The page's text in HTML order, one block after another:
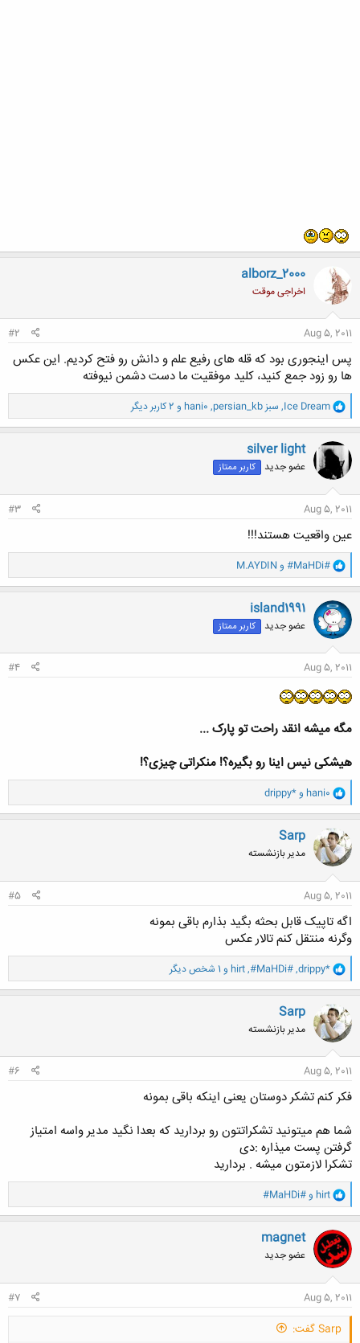
alborz_2000
اخراجی موقت
Aug 5, 2011
#2
پس اینجوری بود که قله های رفیع علم و دانش رو فتح کردیم. این عکس
ها رو زود جمع کنید، کلید موفقیت ما دست دشمن نیوفته
و
ا
ک
ن
ش
ه
ا
Ice Dream
, persian_kb سبز ,
hani0 و 2 کاربر دیگر
silver light
عضو جدید کاربر ممتاز
Aug 5, 2011
#3
عین واقعیت هستند!!!
و
ا
ک
ن
ش
ه
ا
#MaHDi# و M.AYDIN
island1991
عضو جدید کاربر ممتاز
Aug 5, 2011
#4
مگه میشه انقد راحت تو پارک ...
هیشکی نیس اینا رو بگیره؟! منکراتی چیزی؟!
و
ا
ک
ن
ش
ه
ا
hani0 وdrippy*
Sarp
مدیر بازنشسته
Aug 5, 2011
#5
اگه تاپیک قابل بحثه بگید بذارم باقی بمونه
وگرنه منتقل کنم تالار عکس
و
ا
ک
ن
ش
ه
ا
drippy*
,
#MaHDi#
,
hirt و 1 شخص دیگر
Sarp
مدیر بازنشسته
Aug 5, 2011
#6
فکر کنم تشکر دوستان یعنی اینکه باقی بمونه
شما هم میتونید تشکراتتون رو بردارید که بعدا نگید مدیر واسه امتیاز
گرفتن پست میذاره :دی
تشکرا لازمتون میشه . بردارید
و
ا
ک
ن
ش
ه
ا
hirt و#MaHDi#
magnet
عضو جدید
Aug 5, 2011
#7
Sarp گفت: